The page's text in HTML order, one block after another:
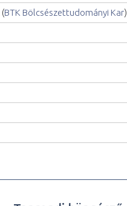
(BTK Bölcsészettudományi Kar)